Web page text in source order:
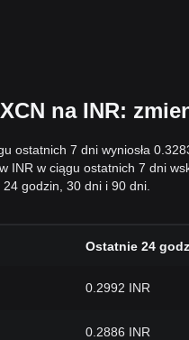
na INR:
ostatnich 7 dni wyniosła
INR w ciągu ostatnich 7 dni
godzin, 30 dni i 90 dni.
Ostatnie 24
0.2992 INR
0.2886 INR